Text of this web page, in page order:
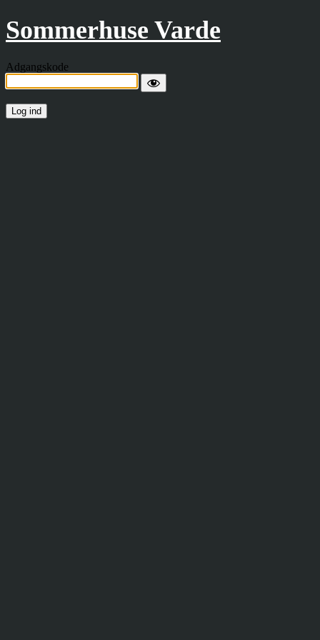
Sommerhuse Varde
Adgangskode